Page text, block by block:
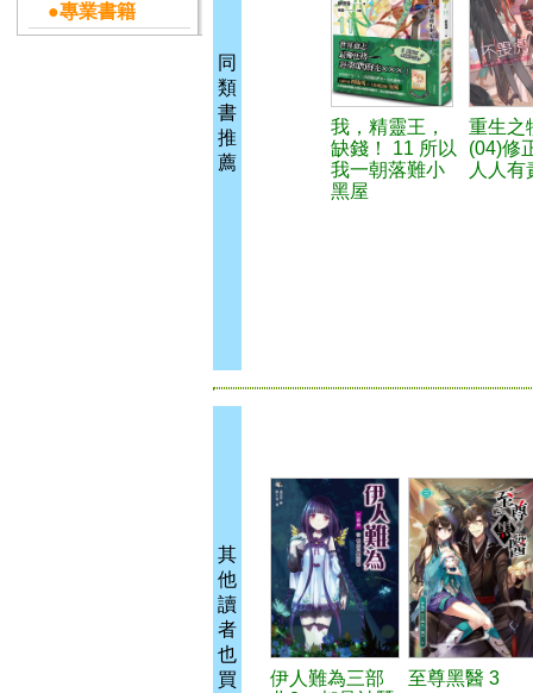
●專業書籍
同
類
書
推
薦
我，精靈王，
缺錢！ 11 所以
我一朝落難小
黑屋
重生之
(04)修
人人有
其
他
讀
者
也
買
伊人難為三部
至尊黑醫 3